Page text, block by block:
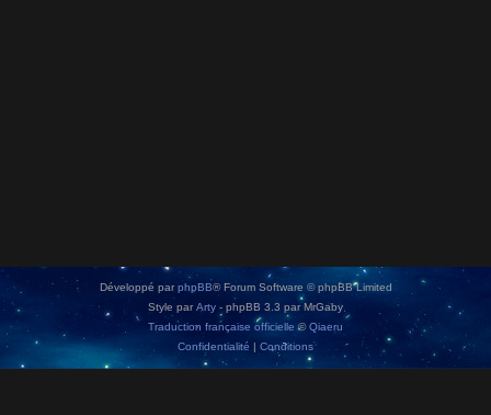
Développé par phpBB® Forum Software © phpBB Limited
Style parArty - phpBB 3.3 par MrGaby
Traduction française officielle ©Qiaeru
Confidentialité | Conditions